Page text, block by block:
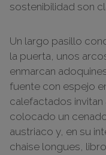
sostenibilidad son
Un largo pasillo
la puerta, unos
enmarcan
fuente con espejo
calefactados invitan
colocado un
austriaco y, en su
chaise longues,